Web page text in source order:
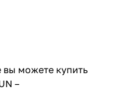
вы можете купить
–